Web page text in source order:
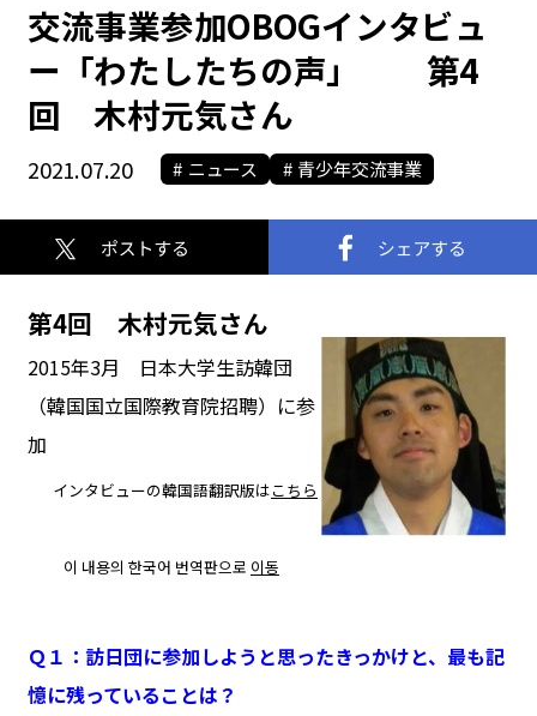
交流事業参加OBOGインタビュ
ー「わたしたちの声」 第4
回 木村元気さん
2021.07.20 ニュース 青少年交流事業
第4回 木村元気さん
2015年3月 日本大学生訪韓団
（韓国国立国際教育院招聘）に参
加
インタビューの韓国語翻訳版はこちら
이 내용의 한국어 번역판으로 이동
Ｑ１：訪日団に参加しようと思ったきっかけと、最も記
憶に残っていることは？